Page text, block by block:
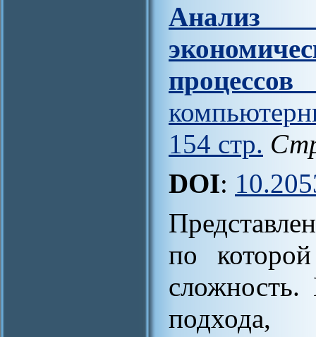
процессов
154 стр.
DOI:
по которой
сложность.